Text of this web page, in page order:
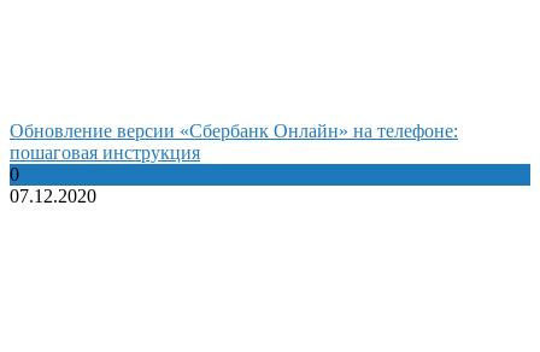
Обновление версии «Сбербанк Онлайн» на телефоне:
пошаговая инструкция
0
07.12.2020